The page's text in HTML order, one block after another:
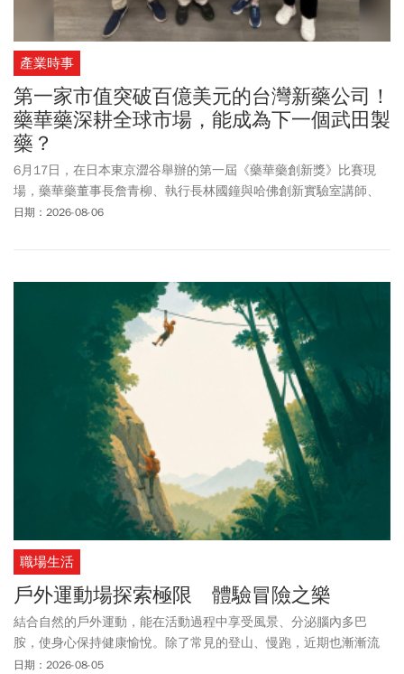
產業時事
第一家市值突破百億美元的台灣新藥公司！
藥華藥深耕全球市場，能成為下一個武田製
藥？
6月17日，在日本東京澀谷舉辦的第一屆《藥華藥創新獎》比賽現
場，藥華藥董事長詹青柳、執行長林國鐘與哈佛創新實驗室講師、
新創平台TECH-Tokyo創辦人兼執行總監Jorge Cortell齊聚一堂，評選
Tadikonda、William Marks都參與合作，另外也請來中研院院士陳培
哲合組評審團，最後進入決賽的八組隊伍，由三家台灣及兩家日本
團隊脫穎而出。
日期：2026-08-06
職場生活
戶外運動場探索極限 體驗冒險之樂
結合自然的戶外運動，能在活動過程中享受風景、分泌腦內多巴
胺，使身心保持健康愉悅。除了常見的登山、慢跑，近期也漸漸流
行攀岩、滑索等具挑戰性的活動，各類戶外運動場應運而生，成為
日期：2026-08-05